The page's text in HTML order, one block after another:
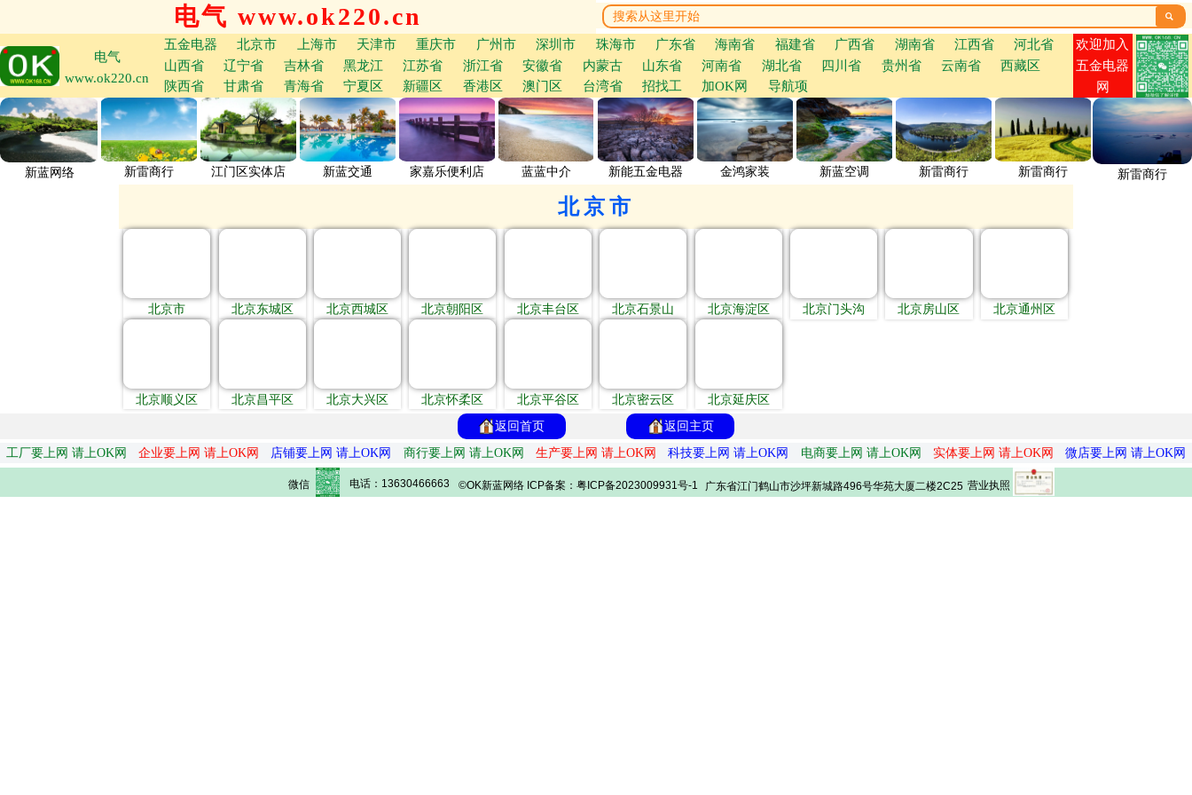
电气 www.ok220.cn 
电气
www.ok220.cn
五金电器 北京市 上海市 天津市 重庆市 广州市 深圳市 珠海市 广东省 海南省 福建省 广西省 湖南省 江西省
河北省
山西省
辽宁省 吉林省 黑龙江 江苏省 浙江省 安徽省 内蒙古 山东省 河南省 湖北省 四川省 贵州省 云南省
西藏区
陕西省
甘肃省 青海省 宁夏区 新疆区 香港区 澳门区 台湾省 招找工 加OK网 导航项
欢迎加入
五金电器
网
新蓝网络 新雷商行 江门区实体店 新蓝交通 家嘉乐便利店 蓝蓝中介 新能五金电器 金鸿家装 新蓝空调 新雷商行 新雷商行 新雷商行
北京市
北京市 北京东城区 北京西城区 北京朝阳区 北京丰台区 北京石景山 北京海淀区 北京门头沟 北京房山区 北京通州区
北京顺义区 北京昌平区 北京大兴区 北京怀柔区 北京平谷区 北京密云区
北京延庆区
返回首页
返回主页
工厂要上网 请上OK网
企业要上网 请上OK网 店铺要上网 请上OK网 商行要上网 请上OK网 生产要上网 请上OK网 科技要上网 请上OK网 电商要上网 请上OK网 实体要上网 请上OK网 微店要上网 请上OK网
微信 电话：13630466663 ©OK新蓝网络 ICP备案：粤ICP备2023009931号-1 广东省江门鹤山市沙坪新城路496号华苑大厦二楼2C25 营业执照